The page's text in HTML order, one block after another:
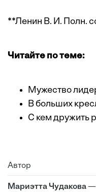
**Ленин В. И. Полн.
Читайте по теме:
Мужество
В больших
С кем дружить
Автор
Мариэтта Чудакова—